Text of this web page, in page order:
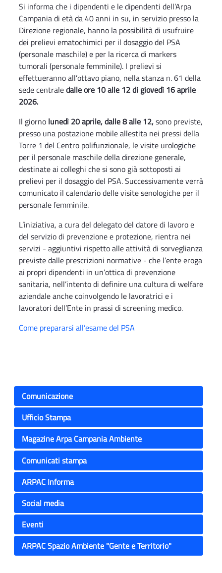
Si informa che i dipendenti e le dipendenti dell’Arpa
Campania di età da 40 anni in su, in servizio presso la
Direzione regionale, hanno la possibilità di usufruire
dei prelievi ematochimici per il dosaggio del PSA
(personale maschile) e per la ricerca di markers
tumorali (personale femminile). I prelievi si
effettueranno all’ottavo piano, nella stanza n. 61 della
sede centraledalle ore 10 alle 12 di giovedì 16 aprile
2026.
Il giorno lunedì 20 aprile, dalle 8 alle 12,sono previste,
presso una postazione mobile allestita nei pressi della
Torre 1 del Centro polifunzionale, le visite urologiche
per il personale maschile della direzione generale,
destinate ai colleghi che si sono già sottoposti ai
prelievi per il dosaggio del PSA. Successivamente verrà
comunicato il calendario delle visite senologiche per il
personale femminile.
L’iniziativa, a cura del delegato del datore di lavoro e
del servizio di prevenzione e protezione, rientra nei
servizi - aggiuntivi rispetto alle attività di sorveglianza
previste dalle prescrizioni normative - che l’ente eroga
ai propri dipendenti in un’ottica di prevenzione
sanitaria, nell’intento di definire una cultura di welfare
aziendale anche coinvolgendo le lavoratrici e i
lavoratori dell’Ente in prassi di screening medico.
Come prepararsi all’esame del PSA
Comunicazione
Ufficio Stampa
Magazine Arpa Campania Ambiente
Comunicati stampa
ARPAC Informa
Social media
Eventi
ARPAC Spazio Ambiente "Gente e Territorio"